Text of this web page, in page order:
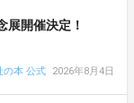
展開催決定！
の本 公式
2026年8月4日